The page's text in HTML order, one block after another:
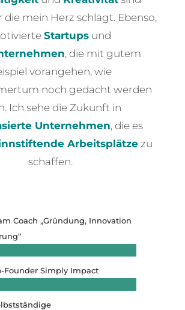
die mein Herz schlägt. Ebenso,
Startups und
, die mit gutem
vorangehen, wie
noch gedacht werden
Ich sehe die Zukunft in
Unternehmen, die es
Arbeitsplätze zu
schaffen.
Coach „Gründung, Innovation
Founder Simply Impact